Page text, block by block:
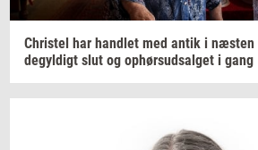
Chri­stel har hand­let med antik i næ­sten
de­gyl­digt slut og op­hør­s­ud­sal­get i gang